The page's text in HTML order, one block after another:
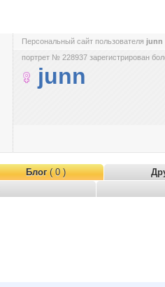
Персональный сайт пользователя junn
портрет № 228937 зарегистрирован
junn
Блог( 0 )